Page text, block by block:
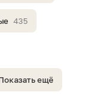
435
ещё